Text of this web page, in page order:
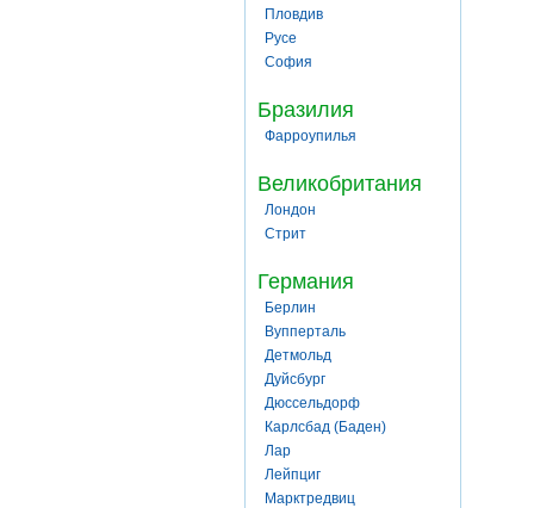
Пловдив
Русе
София
Бразилия
Фарроупилья
Великобритания
Лондон
Стрит
Германия
Берлин
Вупперталь
Детмольд
Дуйсбург
Дюссельдорф
Карлсбад (Баден)
Лар
Лейпциг
Марктредвиц